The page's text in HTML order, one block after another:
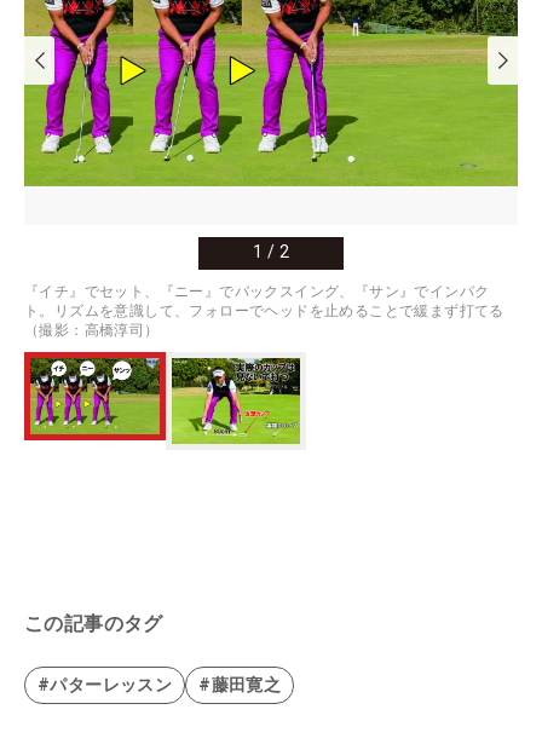
1 / 2
『イチ』でセット、『ニー』でバックスイング、『サン』でインパク
ト。リズムを意識して、フォローでヘッドを止めることで緩まず打てる
（撮影：高橋淳司）
この記事のタグ
#パターレッスン #藤田寛之